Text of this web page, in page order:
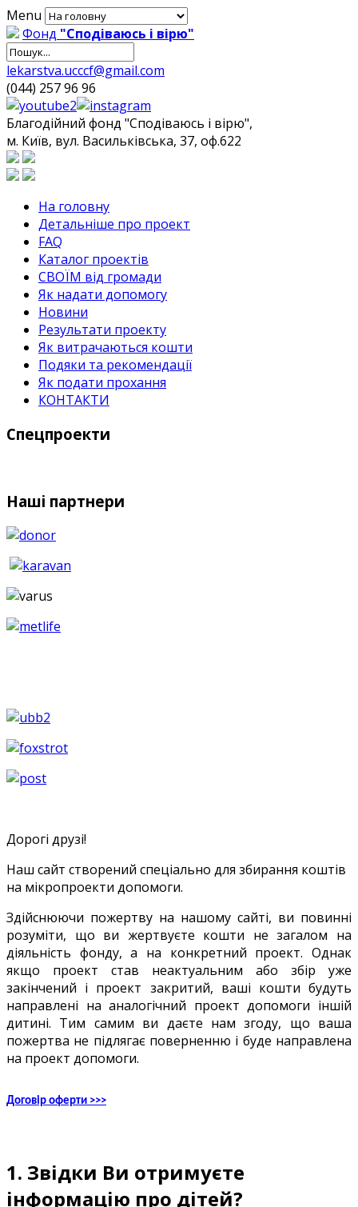
Menu
Фонд "Сподіваюсь і вірю"
lekarstva.ucccf@gmail.com
(044) 257 96 96
Благодійний фонд "Сподіваюсь і вірю",
м. Київ, вул. Васильківська, 37, оф.622
На головну
Детальніше про проект
FAQ
Каталог проектів
СВОЇМ від громади
Як надати допомогу
Новини
Результати проекту
Як витрачаються кошти
Подяки та рекомендації
Як подати прохання
КОНТАКТИ
Спецпроекти
Наші партнери
Дорогі друзі!
Наш сайт створений спеціально для збирання коштів
на мікропроекти допомоги.
Здійснюючи пожертву на нашому сайті, ви повинні
розуміти, що ви жертвуєте кошти не загалом на
діяльність фонду, а на конкретний проект. Однак
якщо проект став неактуальним або збір уже
закінчений і проект закритий, ваші кошти будуть
направлені на аналогічний проект допомоги іншій
дитині. Тим самим ви даєте нам згоду, що ваша
пожертва не підлягає поверненню і буде направлена
на проект допомоги.
Договір оферти >>>
1. Звідки Ви отримуєте
інформацію про дітей?